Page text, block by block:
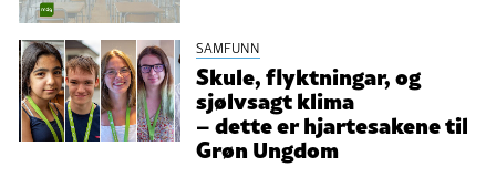
SAMFUNN
Skule, flyktningar, og
sjølvsagt klima
– dette er hjartesakene til
Grøn Ungdom